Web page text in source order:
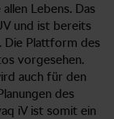
Lebens. Das
und ist bereits
Die Plattform des
vorgesehen.
auch für den
des
iV ist somit ein